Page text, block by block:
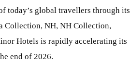
today’s global travellers through its
Collection, NH, NH Collection,
Hotels is rapidly accelerating its
end of 2026.